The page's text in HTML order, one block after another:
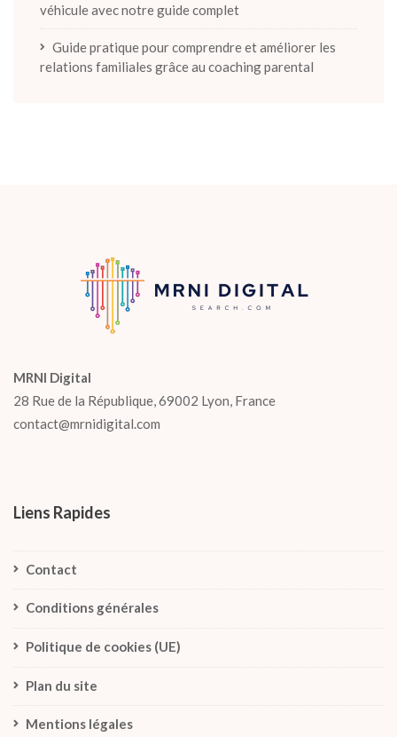
véhicule avec notre guide complet
Guide pratique pour comprendre et améliorer les
relations familiales grâce au coaching parental
MRNI Digital
28 Rue de la République, 69002 Lyon, France
contact@mrnidigital.com
Liens Rapides
Contact
Conditions générales
Politique de cookies (UE)
Plan du site
Mentions légales